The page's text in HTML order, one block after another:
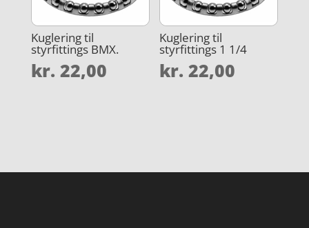
Kuglering til
styrfittings BMX.
kr. 22,00
Kuglering til
styrfittings 1 1/4
kr. 22,00